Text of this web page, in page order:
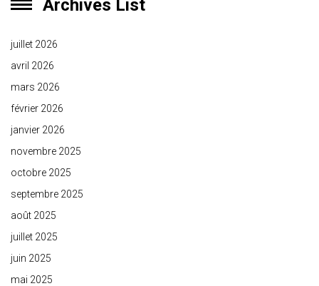
Archives List
juillet 2026
avril 2026
mars 2026
février 2026
janvier 2026
novembre 2025
octobre 2025
septembre 2025
août 2025
juillet 2025
juin 2025
mai 2025